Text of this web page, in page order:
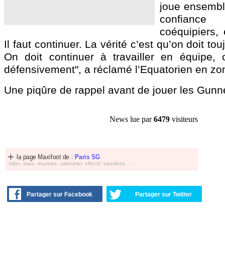
joue
coéquipiers,
Il faut continuer. La vérité c’est qu’on doit
On doit continuer à travailler en équipe,
défensivement", a réclamé l’Equatorien en
Une piqûre de rappel avant de jouer les
News lue par6479 visiteurs
la page Maxifoot de : Paris SG
bilan, stats, résultats, calendrier, effectif, transferts, ...
Partager sur Facebook Partager sur Twitter